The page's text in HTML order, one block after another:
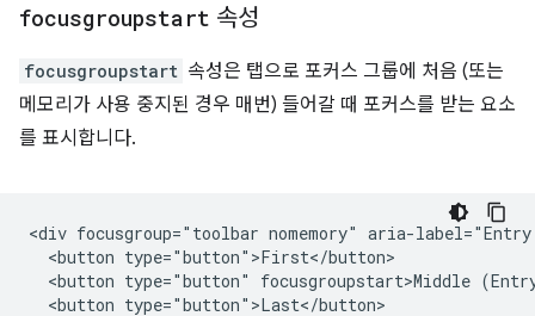
focusgroupstart 속성
focusgroupstart 속성은 탭으로 포커스 그룹에 처음 (또는
메모리가 사용 중지된 경우 매번) 들어갈 때 포커스를 받는 요소
를 표시합니다.
<div focusgroup="toolbar nomemory" aria-
  <button type="button">First</button>
<button type="button" focusgroupstart>Middle
  <button type="button">Last</button>